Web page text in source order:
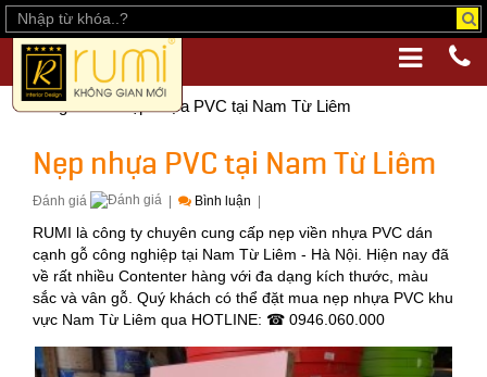
Trang chủ Nẹp nhựa PVC tại Nam Từ Liêm
Nẹp nhựa PVC tại Nam Từ Liêm
Đánh giá Bình luận
RUMI là công ty chuyên cung cấp nẹp viền nhựa PVC dán
cạnh gỗ công nghiệp tại Nam Từ Liêm - Hà Nội. Hiện nay đã
về rất nhiều Contenter hàng với đa dạng kích thước, màu
sắc và vân gỗ. Quý khách có thể đặt mua nẹp nhựa PVC khu
vực Nam Từ Liêm qua HOTLINE: ☎ 0946.060.000